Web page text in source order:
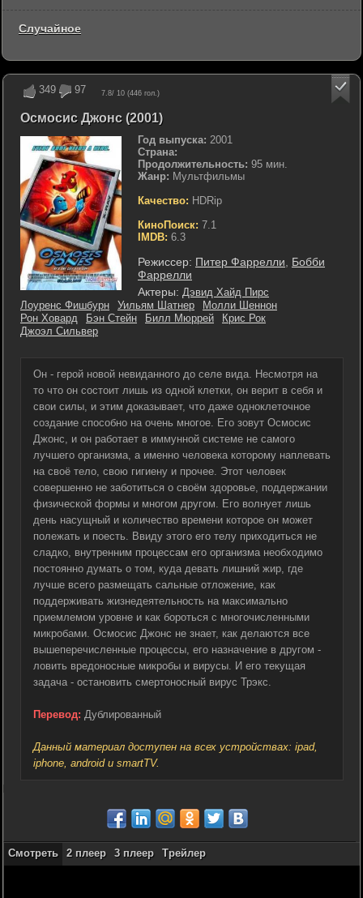
349 97 7.8/ 10 (446 гол.)
Осмосис Джонс (2001)
Год выпуска: 2001
Страна:
Продолжительность: 95 мин.
Жанр: Мультфильмы
Качество: HDRip
КиноПоиск: 7.1
IMDB: 6.3
Режиссер: Питер Фаррелли
Бобби
Фаррелли
Актеры: Дэвид Хайд Пирс
Лоуренс Фишбурн
Уильям Шатнер
Молли Шеннон
Рон Ховард
Бэн Стейн Билл Мюррей
Крис Рок
Джоэл Сильвер
Он - герой новой невиданного до селе вида. Несмотря на
то что он состоит лишь из одной клетки, он верит в себя и
свои силы, и этим доказывает, что даже одноклеточное
создание способно на очень многое. Его зовут Осмосис
Джонс, и он работает в иммунной системе не самого
лучшего организма, а именно человека которому наплевать
на своё тело, свою гигиену и прочее. Этот человек
совершенно не заботиться о своём здоровье, поддержании
физической формы и многом другом. Его волнует лишь
день насущный и количество времени которое он может
полежать и поесть. Ввиду этого его телу приходиться не
сладко, внутренним процессам его организма необходимо
постоянно думать о том, куда девать лишний жир, где
лучше всего размещать сальные отложение, как
поддерживать жизнедеятельность на максимально
приемлемом уровне и как бороться с многочисленными
микробами. Осмосис Джонс не знает, как делаются все
вышеперечисленные процессы, его назначение в другом -
ловить вредоносные микробы и вирусы. И его текущая
задача - остановить смертоносный вирус Трэкс.
Перевод: Дублированный
Данный материал доступен на всех устройствах: ipad,
iphone, android и smartTV.
Смотреть 2 плеер 3 плеер Трейлер
Случайное